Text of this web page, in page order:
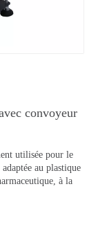
convoyeur
utilisée pour le
au plastique
à la